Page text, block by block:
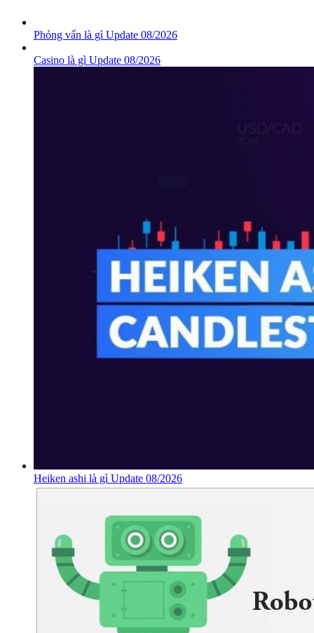
Phỏng vấn là gì Update 08/2026
Casino là gì Update 08/2026
Heiken ashi là gì Update 08/2026